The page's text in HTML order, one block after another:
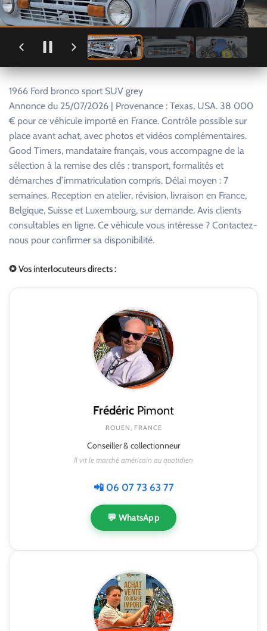
1966 Ford bronco sport SUV grey
Annonce du 25/07/2026 | Provenance : Texas, USA. 38 000
€ pour ce véhicule importé en France. Contrôle possible sur
place avant achat, avec photos et vidéos complémentaires.
Good Timers, mandataire français, vous accompagne de la
sélection à la remise des clés : transport, formalités et
démarches d’immatriculation compris. Délai moyen : 7
semaines. Reception en atelier, révision, livraison en France,
Belgique, Suisse et Luxembourg, sur demande. Avis clients
consultables en ligne. Ce véhicule vous intéresse ? Contactez-
nous pour confirmer sa disponibilité.
✪ Vos interlocuteurs directs :
Frédéric Pimont
ROUEN, FRANCE
Conseiller & collectionneur
Il vit le marché américain au quotidien
📲 06 07 73 63 77
💬 WhatsApp